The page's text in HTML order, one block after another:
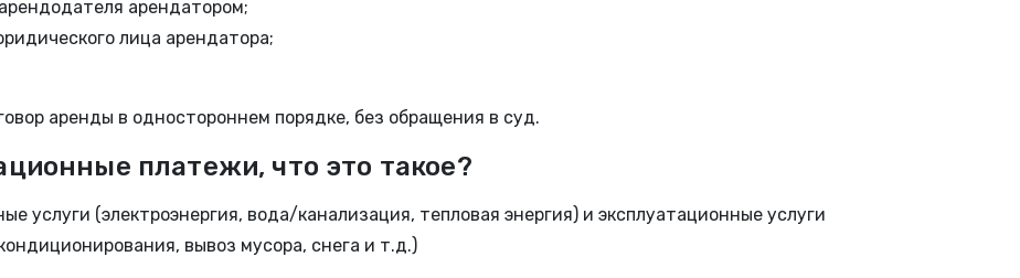
арендатором;
лица арендатора;
аренды в одностороннем порядке, без обращения в суд.
платежи, что это такое?
услуги (электроэнергия, вода/канализация, тепловая энергия) и эксплуатационные услуги
вывоз мусора, снега и т.д.)